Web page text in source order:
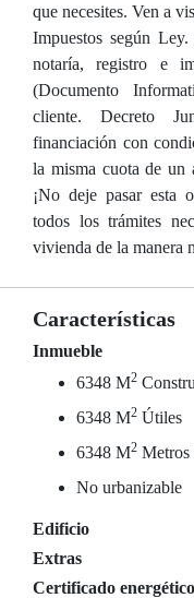
que necesites. Ven a
Impuestos según
notaría, registro e
(Documento
cliente. Decreto
financiación con
la misma cuota de un
¡No deje pasar esta
todos los trámites
vivienda de la manera
Características
Inmueble
6348 M2
6348 M2 Útiles
6348 M2 Metros
No urbanizable
Edificio
Extras
Certificado energético